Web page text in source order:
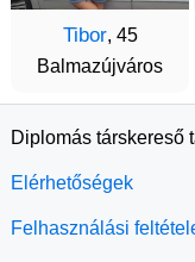
Tibor, 45
Balmazújváros
Diplomás társkereső
Elérhetőségek
Felhasználási